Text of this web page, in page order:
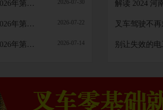
建安职业技能培训学校-2026年第59批职业技能等级认定考试成绩公示 2026-07-30
建安职业技能培训学校-2026年第58批职业技能等级认定考试成绩公示 2026-07-22
建安职业技能培训学校-2026年第56批职业技能等级认定考试成绩公示 2026-07-14